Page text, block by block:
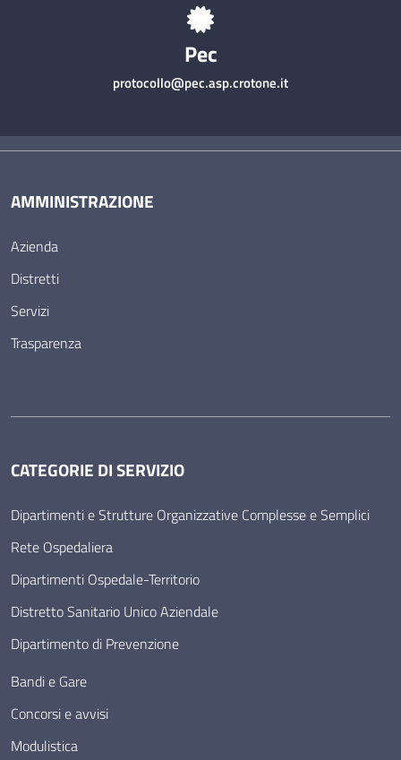
Pec
protocollo@pec.asp.crotone.it
AMMINISTRAZIONE
Azienda
Distretti
Servizi
Trasparenza
CATEGORIE DI SERVIZIO
Dipartimenti e Strutture Organizzative Complesse e Semplici
Rete Ospedaliera
Dipartimenti Ospedale-Territorio
Distretto Sanitario Unico Aziendale
Dipartimento di Prevenzione
Bandi e Gare
Concorsi e avvisi
Modulistica